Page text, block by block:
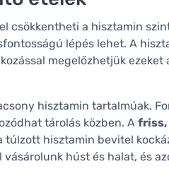
csökkentheti a hisztamin
lépés lehet. A
megelőzhetjük ezeket
hisztamin tartalmúak.
tárolás közben. A friss,
hisztamin bevitel
húst és halat, és